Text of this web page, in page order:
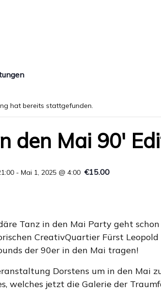
hat bereits stattgefunden.
den Mai 90′
- Mai 1, 2025 @ 4:00 €15.00
Tanz in den Mai Party geht
CreativQuartier Fürst
der 90er in den Mai tragen!
Dorstens um in den Mai
welches jetzt die Galerie der